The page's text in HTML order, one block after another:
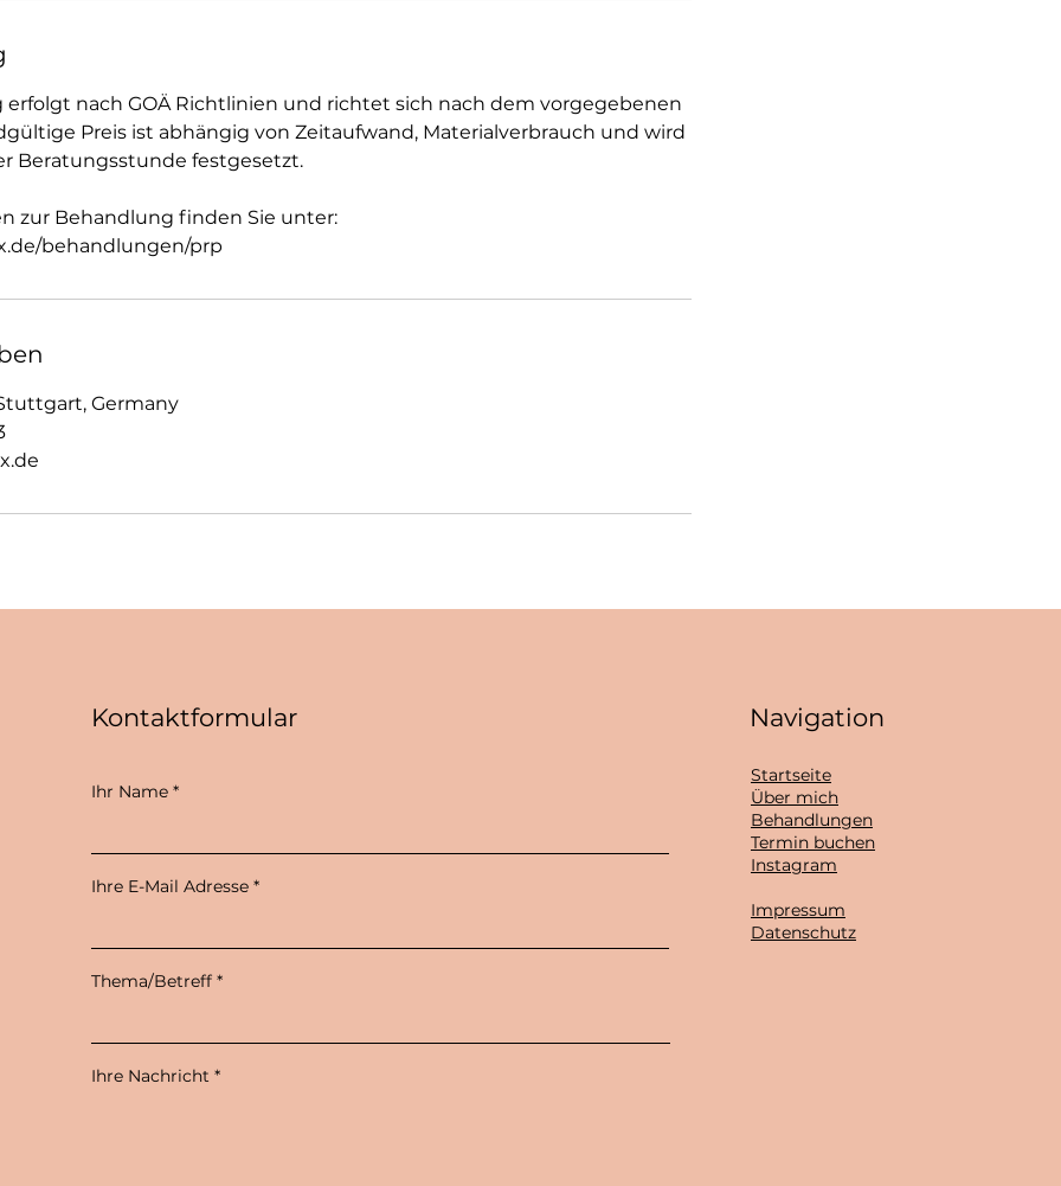
erfolgt nach GOÄ Richtlinien und richtet sich nach dem vorgegebenen
Preis ist abhängig von Zeitaufwand, Materialverbrauch und wird
Beratungsstunde festgesetzt.
zur Behandlung finden Sie unter:
behandlungen/prp
Germany
Kontaktformular
Ihr Name
Ihre E-Mail Adresse
Thema/Betreff
Ihre Nachricht
Navigation
Startseite
Über mich
Behandlungen
Termin buchen
Instagram
Impressum
Datenschutz